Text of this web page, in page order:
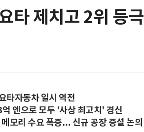
타 제치고 2위 등
타자동차 일시 역전
엔으로 모두 '사상 최고치' 경신
모리 수요 폭증… 신규 공장 증설 논의